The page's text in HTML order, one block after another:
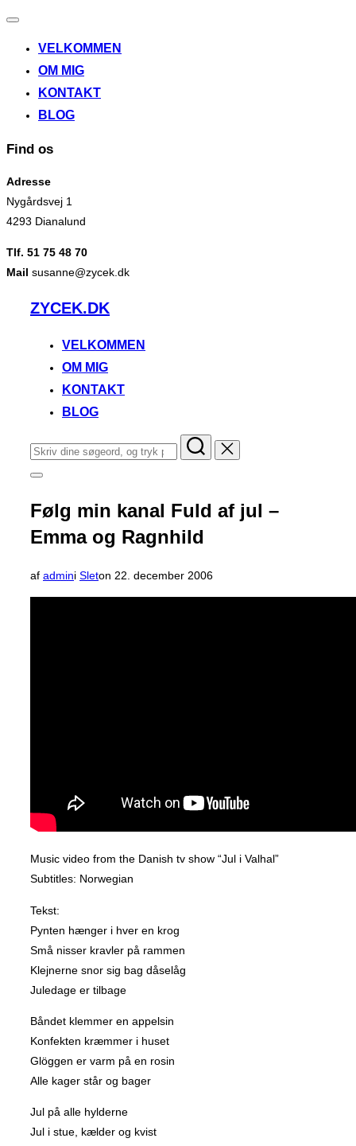
Slå
til/fra
VELKOMMEN
OM MIG
KONTAKT
BLOG
Find os
Adresse
Nygårdsvej 1
4293 Dianalund
Tlf. 51 75 48 70
Mail susanne@zycek.dk
VidereZYCEK.DK
VELKOMMEN
OM MIG
KONTAKT
BLOG
Søg
efter:
Slå
i
sidekolonne
til/fra
Følg min kanal Fuld af jul –
Emma og Ragnhild
af admini Sleton Udgivet
d.
22. december 2006
Music video from the Danish tv show “Jul i Valhal”
Subtitles: Norwegian
Tekst:
Pynten hænger i hver en krog
Små nisser kravler på rammen
Klejnerne snor sig bag dåselåg
Juledage er tilbage
Båndet klemmer en appelsin
Konfekten kræmmer i huset
Glöggen er varm på en rosin
Alle kager står og bager
Jul på alle hylderne
Jul i stue, kælder og kvist